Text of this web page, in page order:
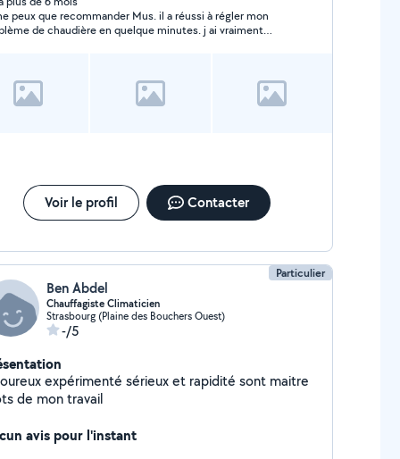
peux que recommander Mus. il a réussi à régler mon
de chaudière en quelque minutes. j ai vraiment
Voir le profil Contacter
Particulier
Ben Abdel
Chauffagiste Climaticien
Strasbourg (Plaine des Bouchers Ouest)
-/5
expérimenté sérieux et rapidité sont maitre
de mon travail
avis pour l'instant